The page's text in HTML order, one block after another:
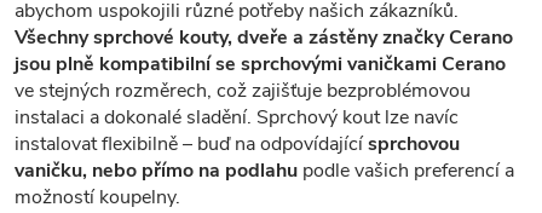
abychom uspokojili různé potřeby našich zákazníků.
Všechny sprchové kouty, dveře a zástěny značky Cerano
jsou plně kompatibilní se sprchovými vaničkami Cerano
ve stejných rozměrech, což zajišťuje bezproblémovou
instalaci a dokonalé sladění. Sprchový kout lze navíc
instalovat flexibilně – buď na odpovídajícísprchovou
vaničku, nebo přímo na podlahu podle vašich preferencí a
možností koupelny.